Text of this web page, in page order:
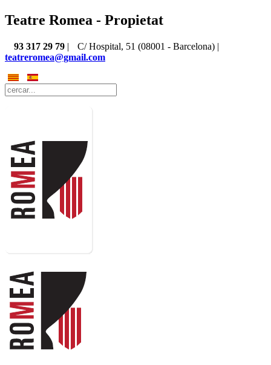
Teatre Romea - Propietat
93 317 29 79 |
C/ Hospital, 51 (08001 - Barcelona) |
teatreromea@gmail.com